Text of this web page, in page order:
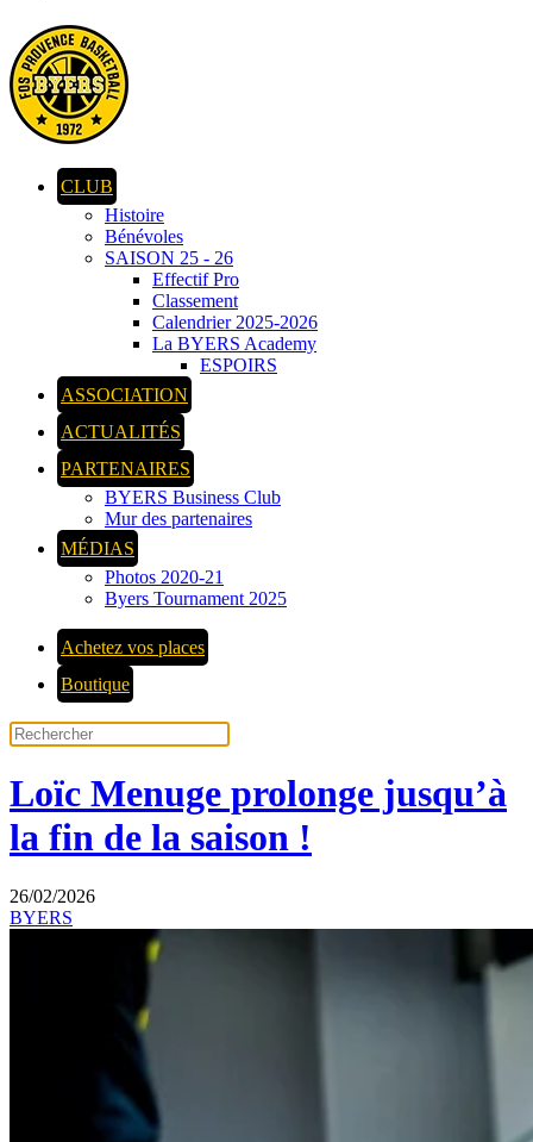
CLUB
Histoire
Bénévoles
SAISON 25 - 26
Effectif Pro
Classement
Calendrier 2025-2026
La BYERS Academy
ESPOIRS
ASSOCIATION
ACTUALITÉS
PARTENAIRES
BYERS Business Club
Mur des partenaires
MÉDIAS
Photos 2020-21
Byers Tournament 2025
Achetez vos places
Boutique
Loïc Menuge prolonge jusqu’à
la fin de la saison !
26/02/2026
BYERS